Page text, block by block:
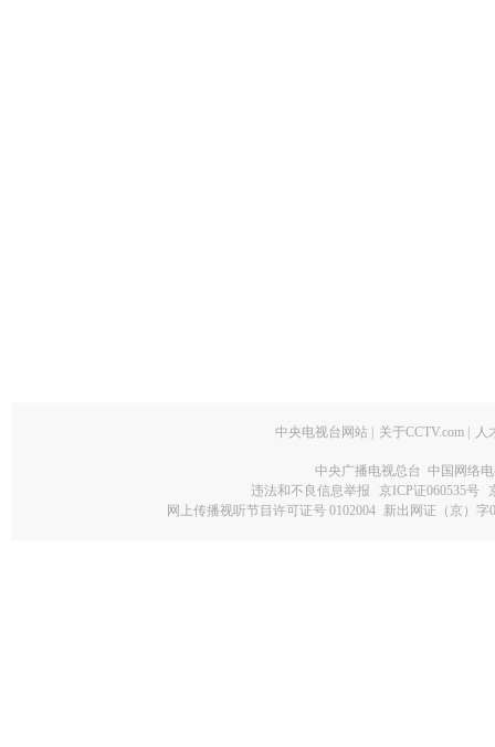
中央电视台网站 关于CCTV.com 人
中央广播电视总台 中国网络
违法和不良信息举报
京ICP证060535号
网上传播视听节目许可证号 0102004 新出网证（京）